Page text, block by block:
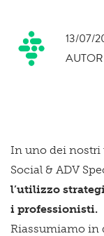
13/07/
In uno dei nostri
Social & ADV
l’utilizzo
i professionisti.
Riassumiamo in